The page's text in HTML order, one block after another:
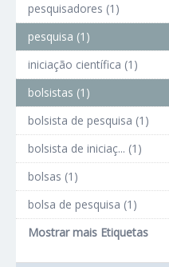
pesquisadores (1)
pesquisa (1)
iniciação científica (1)
bolsistas (1)
bolsista de pesquisa (1)
bolsista de iniciaç... (1)
bolsas (1)
bolsa de pesquisa (1)
Mostrar mais Etiquetas